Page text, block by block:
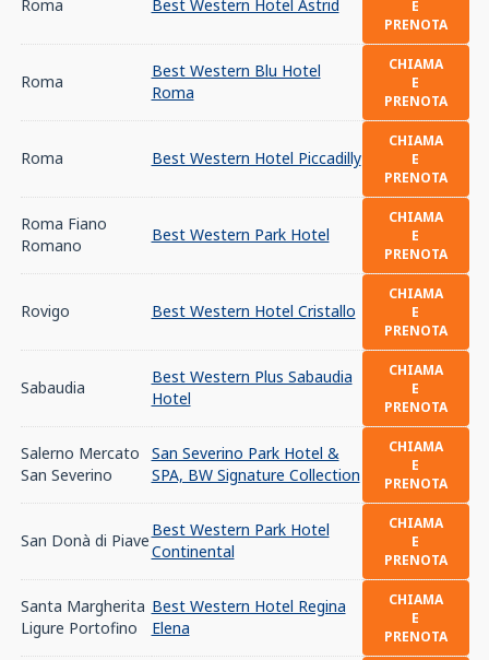
Roma Best Western Hotel Astrid
E
PRENOTA
Roma
Best Western Blu Hotel
Roma
CHIAMA
E
PRENOTA
Roma Best Western Hotel Piccadilly
CHIAMA
E
PRENOTA
Roma Fiano
Romano
Best Western Park Hotel
CHIAMA
E
PRENOTA
Rovigo Best Western Hotel Cristallo
CHIAMA
E
PRENOTA
Sabaudia
Best Western Plus Sabaudia
Hotel
CHIAMA
E
PRENOTA
Salerno Mercato
San Severino
San Severino Park Hotel &
SPA, BW Signature Collection
CHIAMA
E
PRENOTA
San Donà di Piave
Best Western Park Hotel
Continental
CHIAMA
E
PRENOTA
Santa Margherita
Ligure Portofino
Best Western Hotel Regina
Elena
CHIAMA
E
PRENOTA